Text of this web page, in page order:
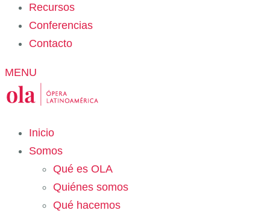
Recursos
Conferencias
Contacto
MENU
Inicio
Somos
Qué es OLA
Quiénes somos
Qué hacemos